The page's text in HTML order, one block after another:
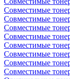
Совместимые
Совместимые
Совместимые
Совместимые
Совместимые
Совместимые
Совместимые
Совместимые